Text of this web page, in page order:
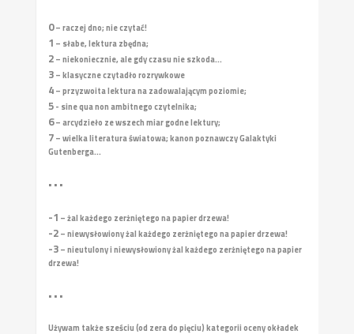
0– raczej dno; nie czytać!
1 – słabe, lektura zbędna;
2– niekoniecznie, ale gdy czasu nie szkoda...
3– klasyczne czytadło rozrywkowe
4– przyzwoita lektura na zadowalającym poziomie;
5- sine qua non ambitnego czytelnika;
6– arcydzieło ze wszech miar godne lektury;
7– wielka literatura światowa; kanon poznawczy Galaktyki
Gutenberga...
• • •
-1 – żal każdego zerżniętego na papier drzewa!
-2– niewysłowiony żal każdego zerżniętego na papier drzewa!
-3– nieutulony i niewysłowiony żal każdego zerżniętego na papier
drzewa!
• • •
Używam także sześciu (od zera do pięciu) kategorii oceny okładek